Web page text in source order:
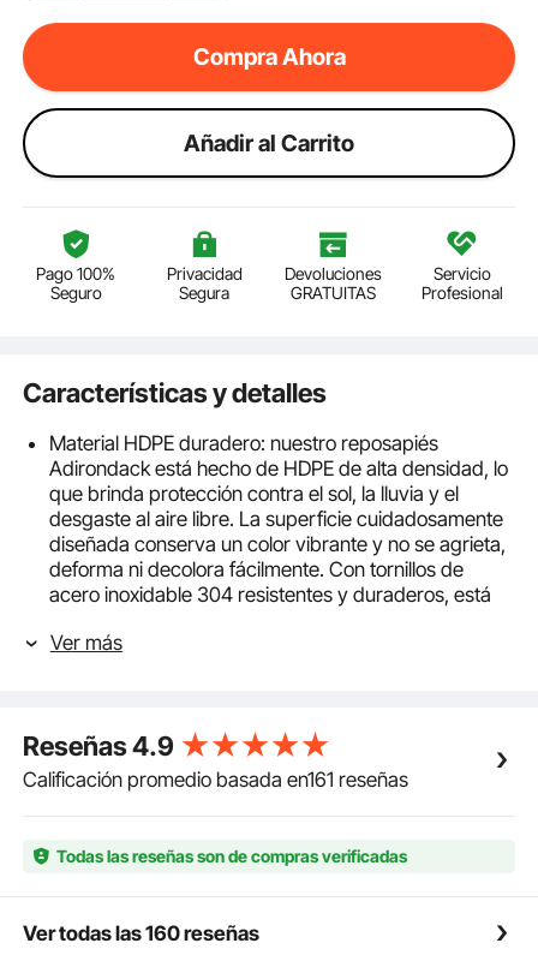
Compra Ahora
Añadir al Carrito
Pago 100%
Seguro
Privacidad
Segura
Devoluciones
GRATUITAS
Servicio
Profesional
Características y detalles
Material HDPE duradero: nuestro reposapiés
Adirondack está hecho de HDPE de alta densidad, lo
que brinda protección contra el sol, la lluvia y el
desgaste al aire libre. La superficie cuidadosamente
diseñada conserva un color vibrante y no se agrieta,
deforma ni decolora fácilmente. Con tornillos de
acero inoxidable 304 resistentes y duraderos, está
Diseño plegable: la otomana Adirondack se pliega
combina perfectamente con ella, lo que la convierte
en la compañera ideal para cualquier entorno al aire
libre.
cadena, inserta los tornillos, aprieta y asegura el
taburete Adirondack. Se monta rápidamente, lo que
jabón, y utiliza un cepillo suave o una esponja de lija
para pulir los rayones.
Ver más
Reseñas4.9
Calificación promedio basada en161 reseñas
Todas las reseñas son de compras verificadas
Ver todas las 160 reseñas